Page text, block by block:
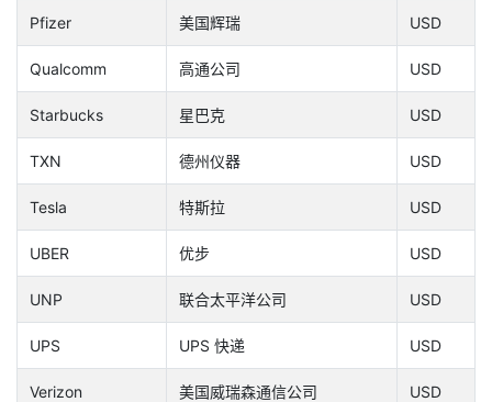
Pfizer 美国辉瑞 USD
Qualcomm 高通公司 USD
Starbucks 星巴克 USD
TXN 德州仪器 USD
Tesla 特斯拉 USD
UBER 优步 USD
UNP 联合太平洋公司 USD
UPS UPS 快递 USD
Verizon 美国威瑞森通信公司 USD